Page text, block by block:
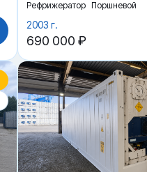
Рефрижератор Поршневой
2003 г.
690 000 ₽